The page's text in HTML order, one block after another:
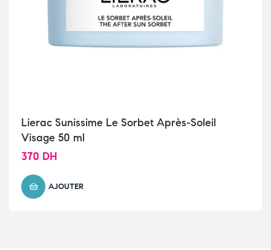
Lierac Sunissime Le Sorbet Après-Soleil
Visage 50 ml
370 DH
AJOUTER